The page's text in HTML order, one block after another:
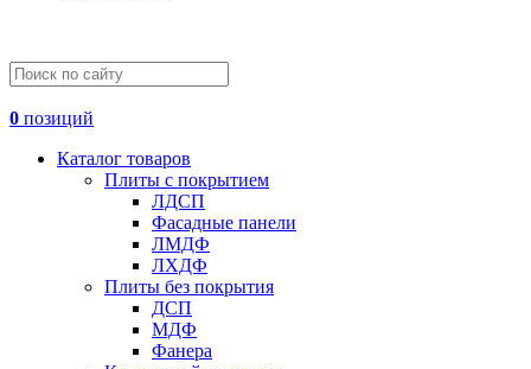
0 позиций
Каталог товаров
Плиты с покрытием
ЛДСП
Фасадные панели
ЛМДФ
ЛХДФ
Плиты без покрытия
ДСП
МДФ
Фанера